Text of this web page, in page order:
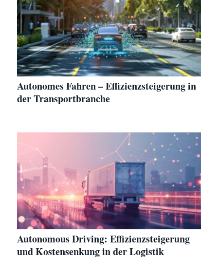
Autonomes Fahren – Effizienzsteigerung in
der Transportbranche
Autonomous Driving: Effizienzsteigerung
und Kostensenkung in der Logistik